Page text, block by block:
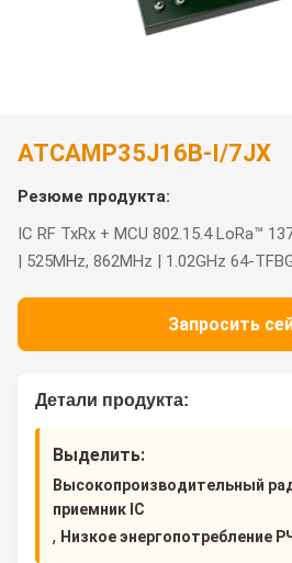
АТСАМР35J16B-I/7JX
Резюме продукта:
IC RF TxRx + MCU 802.15.4 LoRa™
| 525MHz, 862MHz | 1.02GHz 64-
Запросить
Детали продукта:
Выделить:
Высокопроизводительный
приемник IC
, Низкое энергопотребление